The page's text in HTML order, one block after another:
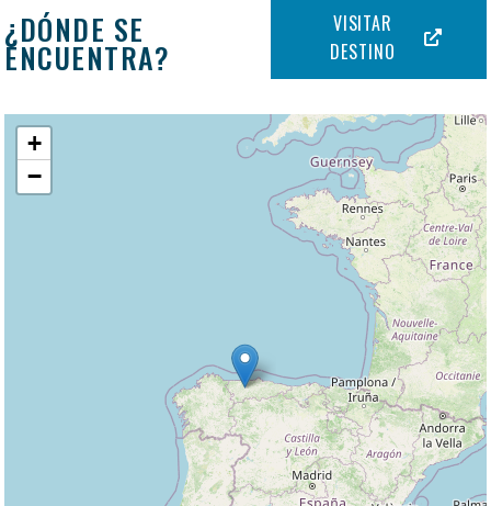
¿DÓNDE SE
ENCUENTRA?
VISITAR
DESTINO
+
−